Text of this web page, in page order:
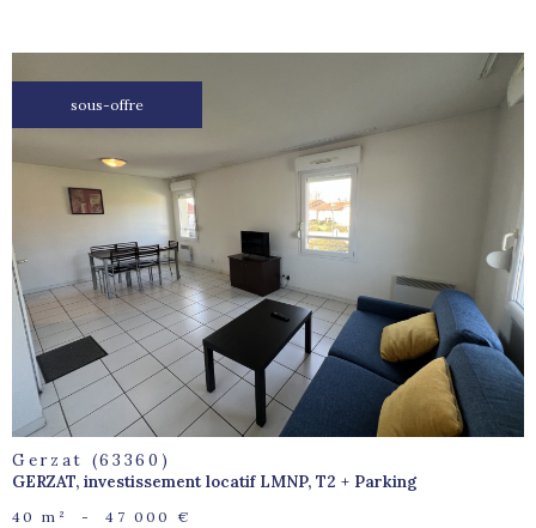
sous-offre
voir le
bien
Gerzat (63360)
GERZAT, investissement locatif LMNP, T2 + Parking
40 m² - 47 000 €